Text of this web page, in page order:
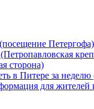
Петергофа)
сторона)
в Питере за
для жителей